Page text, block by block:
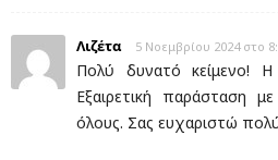
Λιζέτα 5 Νοεμβρίου 2024 στο
Πολύ δυνατό κείμενο!
Εξαιρετική παράσταση
όλους. Σας ευχαριστώ